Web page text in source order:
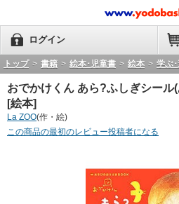
ログイン
トップ > 書籍 > 絵本･児童書 > 絵本 > 学ぶ
おでかけくん あら?ふしぎシー
[絵本]
La ZOO(作・絵)
この商品の最初のレビュー投稿者になる